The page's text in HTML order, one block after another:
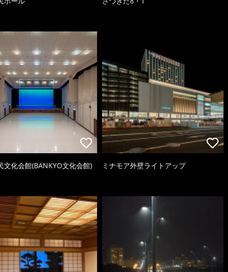
文化会館(BANKYO文化会館) ミナモア外壁ライトアップ